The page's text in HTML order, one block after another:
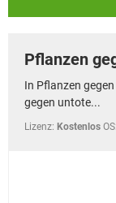
Pflanzen
In Pflanzen
gegen untote...
Lizenz: Kostenlos OS: